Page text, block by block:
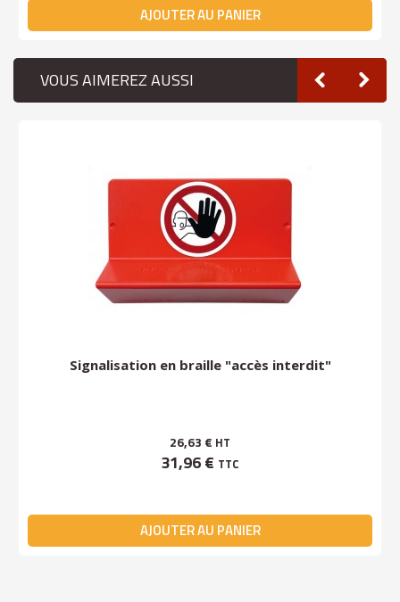
AJOUTER AU PANIER
VOUS AIMEREZ AUSSI
Signalisation en braille "accès interdit"
26,63 € HT
31,96 € TTC
AJOUTER AU PANIER